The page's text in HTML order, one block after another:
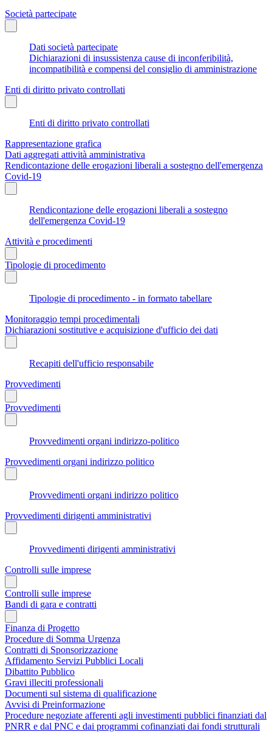
Società partecipate
Dati società partecipate
Dichiarazioni di insussistenza cause di inconferibilità,
incompatibilità e compensi del consiglio di amministrazione
Enti di diritto privato controllati
Enti di diritto privato controllati
Rappresentazione grafica
Dati aggregati attività amministrativa
Rendicontazione delle erogazioni liberali a sostegno dell'emergenza
Covid-19
Rendicontazione delle erogazioni liberali a sostegno
dell'emergenza Covid-19
Attività e procedimenti
Tipologie di procedimento
Tipologie di procedimento - in formato tabellare
Monitoraggio tempi procedimentali
Dichiarazioni sostitutive e acquisizione d'ufficio dei dati
Recapiti dell'ufficio responsabile
Provvedimenti
Provvedimenti
Provvedimenti organi indirizzo-politico
Provvedimenti organi indirizzo politico
Provvedimenti organi indirizzo politico
Provvedimenti dirigenti amministrativi
Provvedimenti dirigenti amministrativi
Controlli sulle imprese
Controlli sulle imprese
Bandi di gara e contratti
Finanza di Progetto
Procedure di Somma Urgenza
Contratti di Sponsorizzazione
Affidamento Servizi Pubblici Locali
Dibattito Pubblico
Gravi illeciti professionali
Documenti sul sistema di qualificazione
Avvisi di Preinformazione
Procedure negoziate afferenti agli investimenti pubblici finanziati dal
PNRR e dal PNC e dai programmi cofinanziati dai fondi strutturali